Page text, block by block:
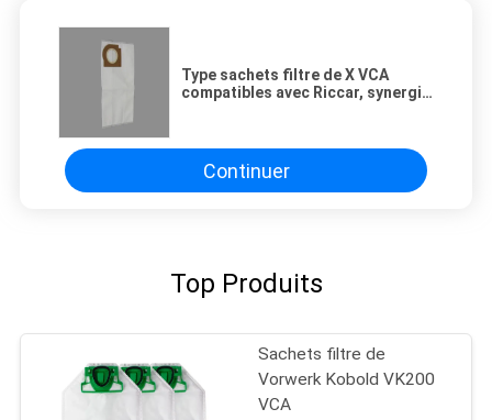
Type sachets filtre de X VCA
compatibles avec Riccar, synergie
Continuer
Top Produits
Sachets filtre de
Vorwerk Kobold VK200
VCA